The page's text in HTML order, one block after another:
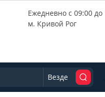
Ежедневно с 09:00 до
м. Кривой Рог
Везде